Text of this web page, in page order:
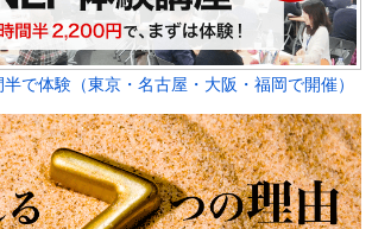
で体験（東京・名古屋・大阪・福岡で開催）